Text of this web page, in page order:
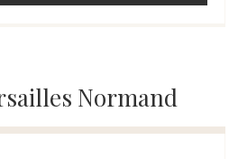
Normand